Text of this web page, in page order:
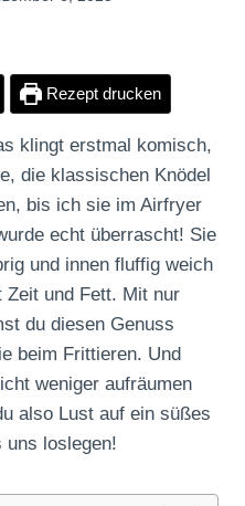
Rezept drucken
klingt erstmal komisch,
die klassischen Knödel
bis ich sie im Airfryer
echt überrascht! Sie
und innen fluffig weich
Zeit und Fett. Mit nur
du diesen Genuss
beim Frittieren. Und
weniger aufräumen
also Lust auf ein süßes
uns loslegen!